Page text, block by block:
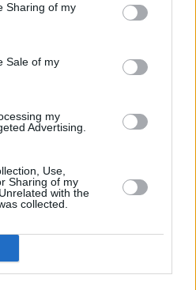
Sharing of my
Sale of my
my
Advertising.
Use,
Sharing of my
with the
collected.
στυλ του